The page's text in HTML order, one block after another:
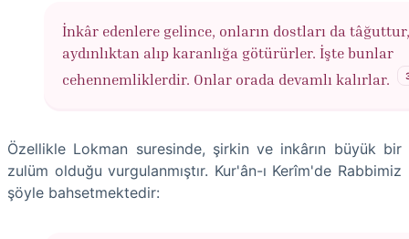
İnkâr edenlere gelince, onların dostları da
aydınlıktan alıp karanlığa götürürler. İşte bunlar
cehennemliklerdir. Onlar orada devamlı kalırlar.
Özellikle Lokman suresinde, şirkin ve inkârın büyük bir
zulüm olduğu vurgulanmıştır. Kur'ân-ı Kerîm'de Rabbimiz
şöyle bahsetmektedir: